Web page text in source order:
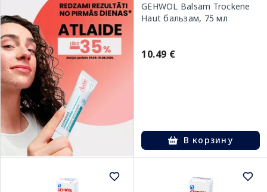
GEHWOL Balsam Trockene
Haut бальзам, 75 мл
10.49 €
В корзину